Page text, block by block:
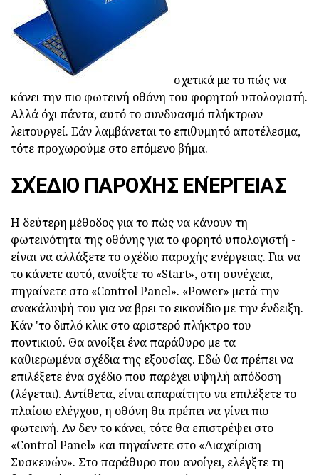
σχετικά με το πώς να
κάνει την πιο φωτεινή οθόνη του φορητού υπολογιστή.
Αλλά όχι πάντα, αυτό το συνδυασμό πλήκτρων
λειτουργεί. Εάν λαμβάνεται το επιθυμητό αποτέλεσμα,
τότε προχωρούμε στο επόμενο βήμα.
ΣΧΈΔΙΟ ΠΑΡΟΧΉΣ ΕΝΈΡΓΕΙΑΣ
Η δεύτερη μέθοδος για το πώς να κάνουν τη
φωτεινότητα της οθόνης για το φορητό υπολογιστή -
είναι να αλλάξετε το σχέδιο παροχής ενέργειας. Για να
το κάνετε αυτό, ανοίξτε το «Start», στη συνέχεια,
πηγαίνετε στο «Control Panel». «Power» μετά την
ανακάλυψή του για να βρει το εικονίδιο με την ένδειξη.
Κάν 'το διπλό κλικ στο αριστερό πλήκτρο του
ποντικιού. Θα ανοίξει ένα παράθυρο με τα
καθιερωμένα σχέδια της εξουσίας. Εδώ θα πρέπει να
επιλέξετε ένα σχέδιο που παρέχει υψηλή απόδοση
(λέγεται). Αντίθετα, είναι απαραίτητο να επιλέξετε το
πλαίσιο ελέγχου, η οθόνη θα πρέπει να γίνει πιο
φωτεινή. Αν δεν το κάνει, τότε θα επιστρέψει στο
«Control Panel» και πηγαίνετε στο «Διαχείριση
Συσκευών». Στο παράθυρο που ανοίγει, ελέγξτε τη